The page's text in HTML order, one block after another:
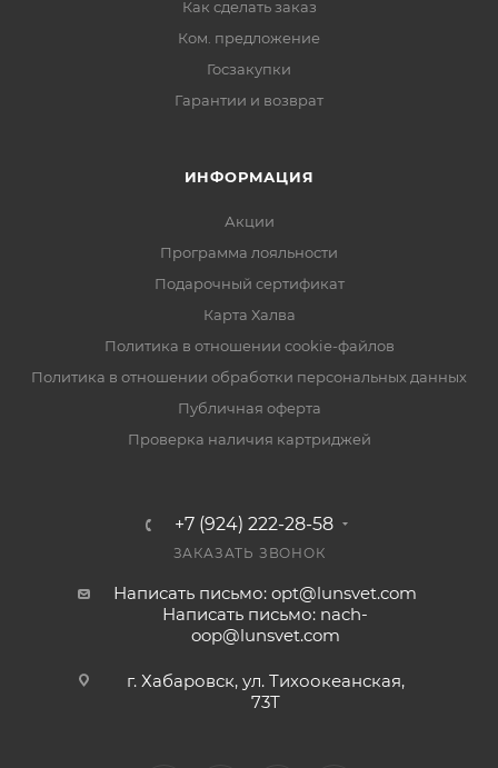
Как сделать заказ
Ком. предложение
Госзакупки
Гарантии и возврат
ИНФОРМАЦИЯ
Акции
Программа лояльности
Подарочный сертификат
Карта Халва
Политика в отношении cookie-файлов
Политика в отношении обработки персональных данных
Публичная оферта
Проверка наличия картриджей
+7 (924) 222-28-58
ЗАКАЗАТЬ ЗВОНОК
Написать письмо: opt@lunsvet.com
Написать письмо: nach-
oop@lunsvet.com
г. Хабаровск, ул. Тихоокеанская,
73Т